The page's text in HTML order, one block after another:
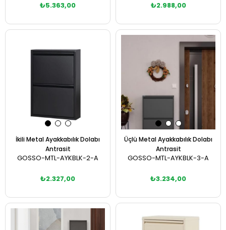
₺5.363,00 ₺2.988,00
Sepete Ekle
İkili Metal Ayakkabılık Dolabı
Antrasit
GOSSO-MTL-AYKBLK-2-A
₺2.327,00
Sepete Ekle
Üçlü Metal Ayakkabılık Dolabı
Antrasit
GOSSO-MTL-AYKBLK-3-A
₺3.234,00